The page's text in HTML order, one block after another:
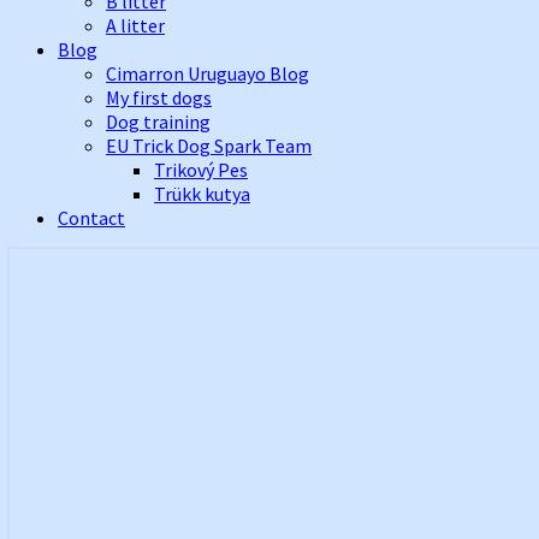
A litter
Blog
Cimarron Uruguayo Blog
My first dogs
Dog training
EU Trick Dog Spark Team
Trikový Pes
Trükk kutya
Contact